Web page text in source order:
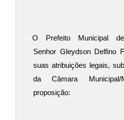
O Prefeito Municipal de
Senhor Gleydson Delfino
suas atribuições legais,
da Câmara
proposição: